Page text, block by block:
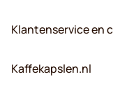
Klantenservice en
Kaffekapslen.nl